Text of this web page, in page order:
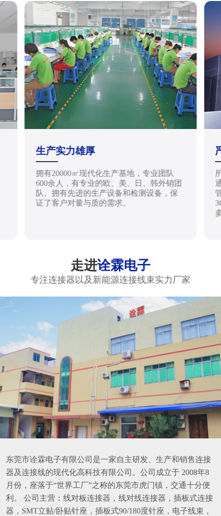
生产实力雄厚
拥有20000㎡现代化生产基地，专业团队
600余人，有专业的欧、美、日、韩外销团
队。拥有先进的生产设备和检测设备，保
证了客户对量与质的需求。
走进诠霖电子
专注连接器以及新能源连接线束实力厂家
东莞市诠霖电子有限公司是一家自主研发、生产和销售连接
器及连接线的现代化高科技有限公司。公司成立于 2008年8
月份，座落于“世界工厂”之称的东莞市虎门镇，交通十分便
利。 公司主营：线对板连接器，线对线连接器，插板式连接
器，SMT立贴/卧贴针座，插板式90/180度针座，电子线束，